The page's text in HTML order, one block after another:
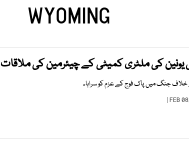
WYOMING
کی ملٹری کمیٹی کے چیئرمین کی ملاقات
جنگ میں پاک فوج کے عزم کو سراہا۔